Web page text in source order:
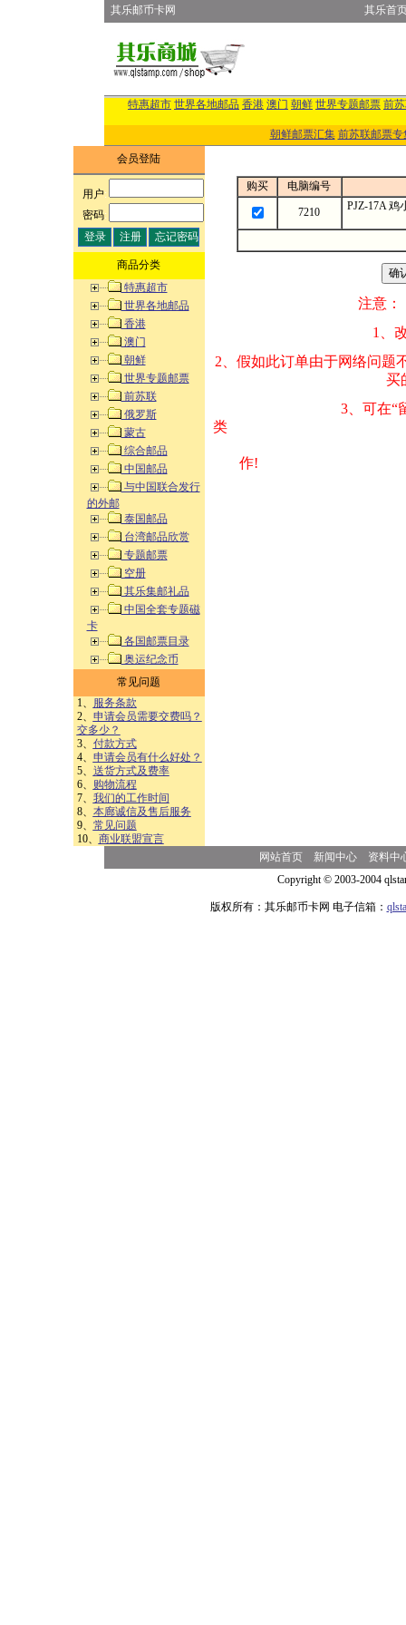
其乐邮币卡网 其乐首
特惠超市 世界各地邮品 香港 澳门 朝鲜 世界专题邮票 前
朝鲜邮票汇集 前苏联邮票专
会员登陆
用户:
密码:
商品分类
特惠超市
世界各地邮品
香港
澳门
朝鲜
世界专题邮票
前苏联
俄罗斯
蒙古
综合邮品
中国邮品
与中国联合发行
的外邮
泰国邮品
台湾邮品欣赏
专题邮票
空册
其乐集邮礼品
中国全套专题磁
卡
各国邮票目录
奥运纪念币
常见问题
1、
服务条款
2、 申请会员需要交费吗？
交多少？
3、 付款方式
4、 申请会员有什么好处？
5、 送货方式及费率
6、
购物流程
7、 我们的工作时间
8、 本廊诚信及售后服务
9、 常见问题
10、 商业联盟宣言
购买 电脑编号
7210 PJZ-17A 鸡
注意：
1、改变商品数量
2、假如此订单由
买的邮品的“
3、可在“
类 方式告之
作!
网站首页 新闻中心
资料中
Copyright © 2003-2004
版权所有：其乐邮币卡网 电子信箱：